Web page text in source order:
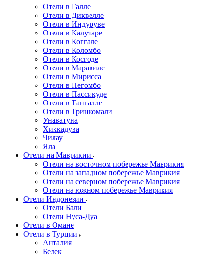
Отели в Галле
Отели в Диквелле
Отели в Индуруве
Отели в Калутаре
Отели в Коггале
Отели в Коломбо
Отели в Косгоде
Отели в Маравиле
Отели в Мирисса
Отели в Негомбо
Отели в Пассикуде
Отели в Тангалле
Отели в Тринкомали
Унаватуна
Хиккадува
Чилау
Яла
Отели на Маврикии
Отели на восточном побережье Маврикия
Отели на западном побережье Маврикия
Отели на северном побережье Маврикия
Отели на южном побережье Маврикия
Отели Индонезии
Отели Бали
Отели Нуса-Дуа
Отели в Омане
Отели в Турции
Анталия
Белек